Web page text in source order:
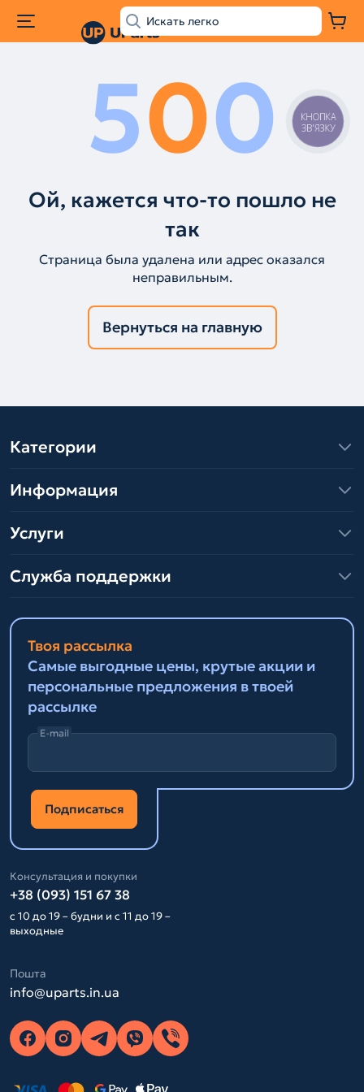
500
Ой, кажется что-то пошло не
так
Страница была удалена или адрес оказался
неправильным.
Вернуться на главную
Категории
Информация
Услуги
Служба поддержки
Твоя рассылка
Самые выгодные цены, крутые акции и
персональные предложения в твоей
рассылке
E-mail
Подписаться
Консультация и покупки
+38 (093) 151 67 38
с 10 до 19 – будни и с 11 до 19 –
выходные
Пошта
info@uparts.in.ua
КНОПКА
ЗВ'ЯЗКУ